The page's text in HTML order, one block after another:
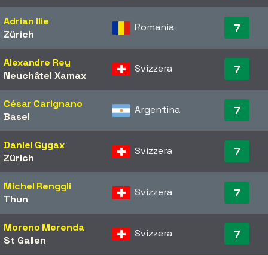
Adrian Ilie
Zürich
Romania 7
Alexandre Rey
Neuchâtel Xamax
Svizzera 7
César Carignano
Basel
Argentina 7
Daniel Gygax
Zürich
Svizzera 7
Michel Renggli
Thun
Svizzera 7
Moreno Merenda
St Gallen
Svizzera 7